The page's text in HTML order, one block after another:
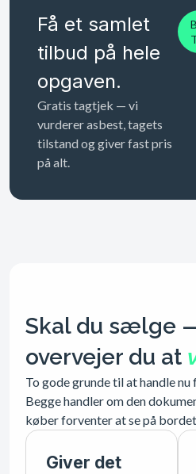
Få et samlet
tilbud på hele
opgaven.
Gratis tagtjek — vi
vurderer asbest, tagets
tilstand og giver fast pris
på alt.
Skal du sælge
overvejer du at
To gode grunde til at handle
Begge handler om den
køber forventer at se på
Giver det